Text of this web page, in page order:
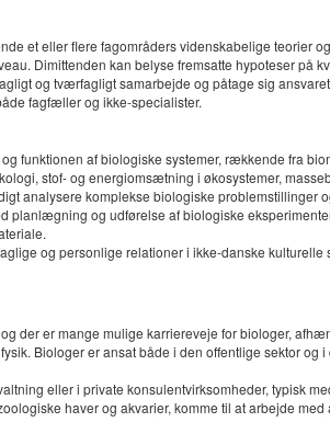
et eller flere fagområders videnskabelige teorier
Dimittenden kan belyse fremsatte hypoteser på
og tværfagligt samarbejde og påtage sig
fagfæller og ikke-specialister.
funktionen af biologiske systemer, rækkende fra
stof- og energiomsætning i økosystemer,
analysere komplekse biologiske problemstillinger
og udførelse af biologiske
og personlige relationer i ikke-danske
der er mange mulige karriereveje for biologer,
Biologer er ansat både i den offentlige sektor
eller i private konsulentvirksomheder, typisk
haver og akvarier, komme til at arbejde med